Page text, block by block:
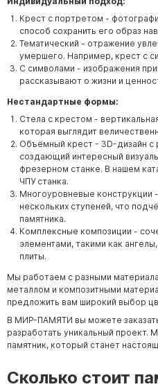
Крест с портретом -
способ сохранить его образ
Тематический - отражение
умершего. Например, крест с
С символами - изображения
рассказывают о жизни и
Нестандартные формы:
Стела с крестом -
которая выглядит
Объёмный крест - 3D-дизайн с
создающий интересный
фрезерном станке. В нашем
ЧПУ станка.
Многоуровневые конструкции
нескольких ступеней, что
памятника.
Комплексные композиции -
элементами, такими как
плиты.
Мы работаем с разными
металлом и композитными
предложить вам широкий выбор
В МИР-ПАМЯТИ вы можете
разработать уникальный проект.
памятник, который станет
Сколько стоит